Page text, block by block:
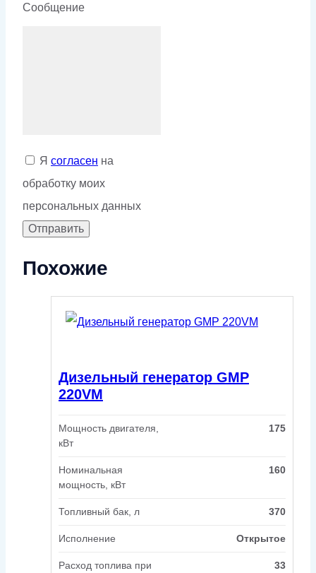
Сообщение
Я согласен на
обработку моих
персональных данных
Похожие
Дизельный генератор GMP
220VM
Мощность двигателя,
кВт
175
Номинальная
мощность, кВт
160
Топливный бак, л 370
Исполнение Открытое
Расход топлива при
33